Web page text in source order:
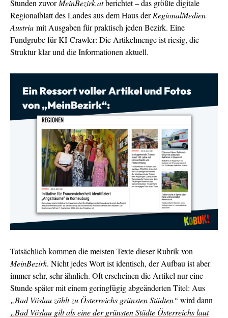
Stunden zuvorMeinBezirk.atberichtet – das größte digitale
Regionalblatt des Landes aus dem Haus derRegionalMedien
Austria mit Ausgaben für praktisch jeden Bezirk. Eine
Fundgrube für KI-Crawler: Die Artikelmenge ist riesig, die
Struktur klar und die Informationen aktuell.
Tatsächlich kommen die meisten Texte dieser Rubrik von
MeinBezirk. Nicht jedes Wort ist identisch, der Aufbau ist aber
immer sehr, sehr ähnlich. Oft erscheinen die Artikel nur eine
Stunde später mit einem geringfügig abgeänderten Titel: Aus
„Bad Vöslau zählt zu Österreichs grünsten Städten“ wird dann
„Bad Vöslau gilt als eine der grünsten Städte Österreichs laut